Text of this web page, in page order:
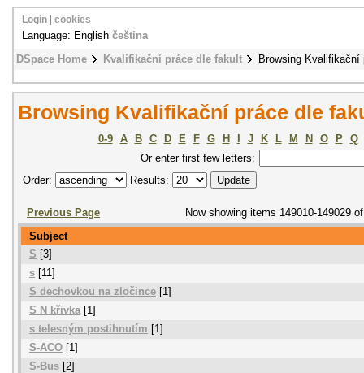
DSpace Home Kvalifikační práce dle fakult Browsing
Login cookies
Language: English čeština
Browsing Kvalifikační práce dle
0-9 A B C D E F G H J K L M N O P
Q
Or enter first few letters:
Order:
Results:
Previous Page
Now showing items 149010-149029
Subject
S [3]
s [11]
S dechovkou na zločince [1]
S N křivka[1]
s telesným postihnutím [1]
S-ACO [1]
S-Bus [2]